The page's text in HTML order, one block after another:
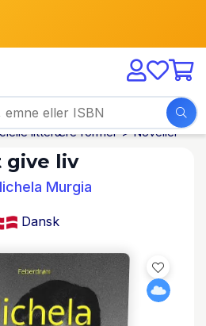
litterære former Noveller
give liv
Murgia
Dansk